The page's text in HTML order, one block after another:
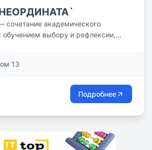
сочетание академического
обучением выбору и рефлексии,
13
Подробнее